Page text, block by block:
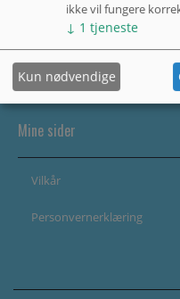
Mine sider
Vilkår
Personvernerklæring
ikke vil fungere
↓ 1 tjeneste
Kun nødvendige